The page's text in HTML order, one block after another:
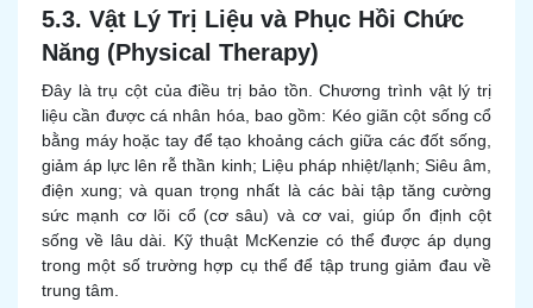
5.3. Vật Lý Trị Liệu và Phục Hồi Chức
Năng (Physical Therapy)
Đây là trụ cột của điều trị bảo tồn. Chương trình vật lý trị
liệu cần được cá nhân hóa, bao gồm: Kéo giãn cột sống cổ
bằng máy hoặc tay để tạo khoảng cách giữa các đốt sống,
giảm áp lực lên rễ thần kinh; Liệu pháp nhiệt/lạnh; Siêu âm,
điện xung; và quan trọng nhất là các bài tập tăng cường
sức mạnh cơ lõi cổ (cơ sâu) và cơ vai, giúp ổn định cột
sống về lâu dài. Kỹ thuật McKenzie có thể được áp dụng
trong một số trường hợp cụ thể để tập trung giảm đau về
trung tâm.